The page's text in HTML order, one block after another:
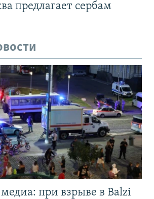
предлагает сербам
при взрыве в Balzi